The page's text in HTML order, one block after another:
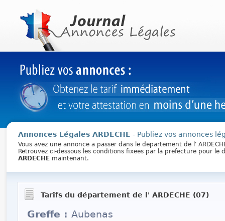
Annonces Légales ARDECHE - Publiez vos annonces
Vous avez une annonce a passer dans le departement de l'
Retrouvez ci-dessous les conditions fixees par la prefecture pour
ARDECHEmaintenant.
Tarifs du département de l' ARDECHE (07)
Greffe : Aubenas